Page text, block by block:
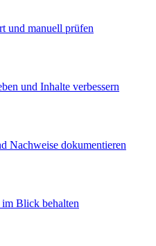
und manuell prüfen
und Inhalte verbessern
Nachweise dokumentieren
Blick behalten